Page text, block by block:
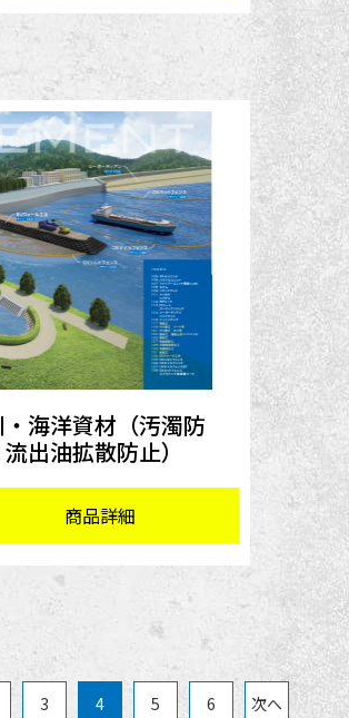
海洋資材（汚濁防
出油拡散防止）
商品詳細
3 4 5 6 次へ